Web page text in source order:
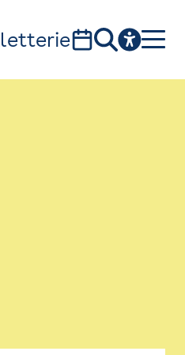
d'eau - 31300 Toulouse